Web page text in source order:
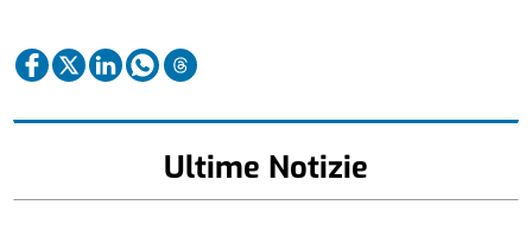
Ultime Notizie